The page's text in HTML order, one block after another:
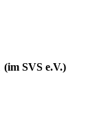
(im SVS e.V.)